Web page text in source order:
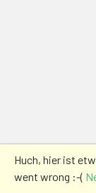
Huch, hier ist
went wrong :-(